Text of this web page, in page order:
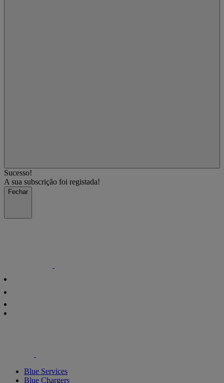
Sucesso!
A sua subscrição foi registada!
Fechar
Blue Services
Blue Chargers